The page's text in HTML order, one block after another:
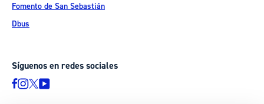
Fomento de San Sebastián
Dbus
Síguenos en redes sociales